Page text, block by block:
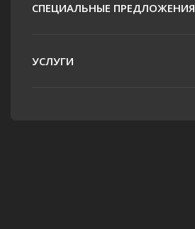
СПЕЦИАЛЬНЫЕ ПРЕДЛОЖЕНИЯ
УСЛУГИ